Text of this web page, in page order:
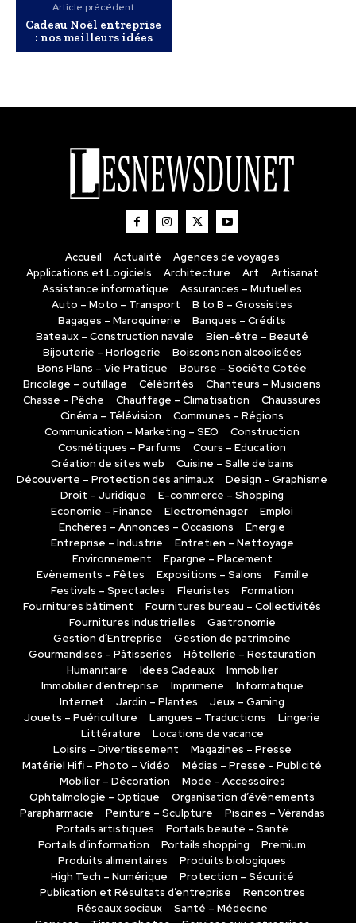
Article précédent
Cadeau Noël entreprise
: nos meilleurs idées
Accueil Actualité
Agences de voyages
Applications et Logiciels
Architecture Art
Artisanat
Assistance informatique
Assurances – Mutuelles
Auto – Moto – Transport
B to B – Grossistes
Bagages – Maroquinerie
Banques – Crédits
Bateaux – Construction navale
Bien-être – Beauté
Bijouterie – Horlogerie
Boissons non alcoolisées
Bons Plans – Vie Pratique
Bourse – Sociéte Cotée
Bricolage – outillage
Célébrités
Chanteurs – Musiciens
Chasse – Pêche
Chauffage – Climatisation
Chaussures
Cinéma – Télévision
Communes – Régions
Communication – Marketing – SEO
Construction
Cosmétiques – Parfums
Cours – Education
Création de sites web
Cuisine – Salle de bains
Découverte – Protection des animaux
Design – Graphisme
Droit – Juridique
E-commerce – Shopping
Economie – Finance
Electroménager
Emploi
Enchères – Annonces – Occasions
Energie
Entreprise – Industrie
Entretien – Nettoyage
Environnement
Epargne – Placement
Evènements – Fêtes
Expositions – Salons
Famille
Festivals – Spectacles
Fleuristes
Formation
Fournitures bâtiment
Fournitures bureau – Collectivités
Fournitures industrielles
Gastronomie
Gestion d’Entreprise
Gestion de patrimoine
Gourmandises – Pâtisseries
Hôtellerie – Restauration
Humanitaire
Idees Cadeaux
Immobilier
Immobilier d’entreprise
Imprimerie
Informatique
Internet
Jardin – Plantes
Jeux – Gaming
Jouets – Puériculture
Langues – Traductions
Lingerie
Littérature
Locations de vacance
Loisirs – Divertissement
Magazines – Presse
Matériel Hifi – Photo – Vidéo
Médias – Presse – Publicité
Mobilier – Décoration
Mode – Accessoires
Ophtalmologie – Optique
Organisation d’évènements
Parapharmacie
Peinture – Sculpture
Piscines – Vérandas
Portails artistiques
Portails beauté – Santé
Portails d’information
Portails shopping
Premium
Produits alimentaires
Produits biologiques
High Tech – Numérique
Protection – Sécurité
Publication et Résultats d’entreprise
Rencontres
Réseaux sociaux
Santé – Médecine